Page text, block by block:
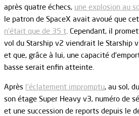
après quatre échecs, une explosion au
le patron de SpaceX avait avoué que
n’était que de 35 t . Cependant, il
vol du Starship v2 viendrait le Starship
et que, grâce à lui, une capacité
basse serait enfin atteinte.
Après l’éclatement impromptu, au sol,
son étage Super Heavy v3, numéro de
et une succession de reports depuis le